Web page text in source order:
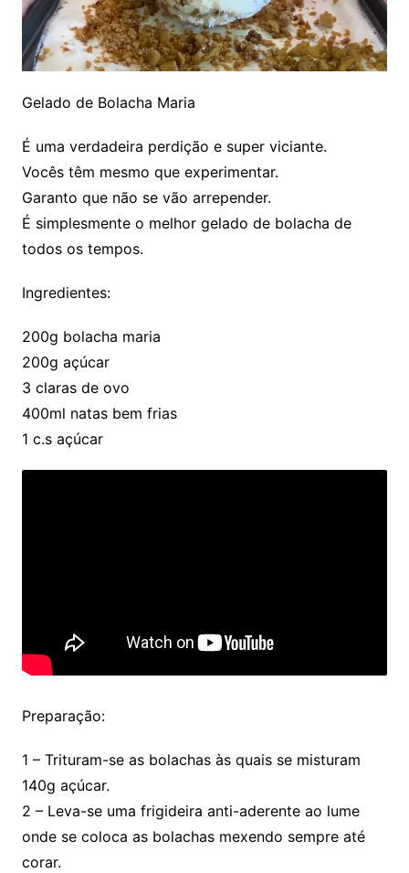
Gelado de Bolacha Maria
É uma verdadeira perdição e super viciante.
Vocês têm mesmo que experimentar.
Garanto que não se vão arrepender.
É simplesmente o melhor gelado de bolacha de
todos os tempos.
Ingredientes:
200g bolacha maria
200g açúcar
3 claras de ovo
400ml natas bem frias
1 c.s açúcar
Preparação:
1 – Trituram-se as bolachas às quais se misturam
140g açúcar.
2 – Leva-se uma frigideira anti-aderente ao lume
onde se coloca as bolachas mexendo sempre até
corar.